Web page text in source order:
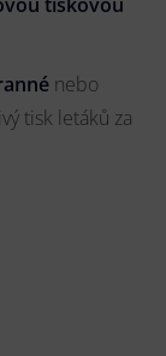
nebo
tisk letáků za